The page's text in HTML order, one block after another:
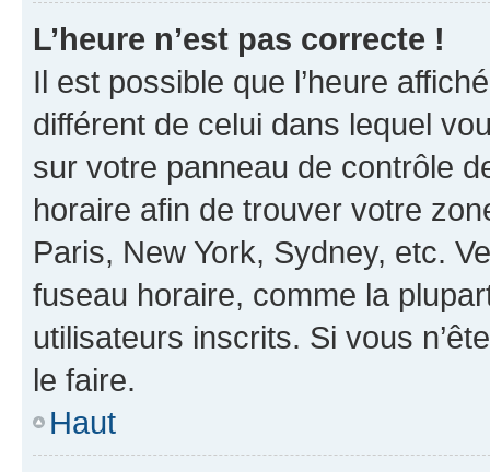
L’heure n’est pas correcte !
Il est possible que l’heure
différent de celui dans lequel
sur votre panneau de contrôle
horaire afin de trouver votre
Paris, New York, Sydney, etc.
fuseau horaire, comme la
utilisateurs inscrits. Si vous
le faire.
Haut